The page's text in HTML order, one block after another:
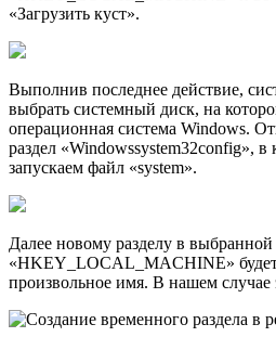
«Загрузить куст».
Выполнив последнее действие,
выбрать системный диск, на
операционная система Windows.
раздел «Windowssystem32config»,
запускаем файл «system».
Далее новому разделу в выбранной
«HKEY_LOCAL_MACHINE»
произвольное имя. В нашем случае